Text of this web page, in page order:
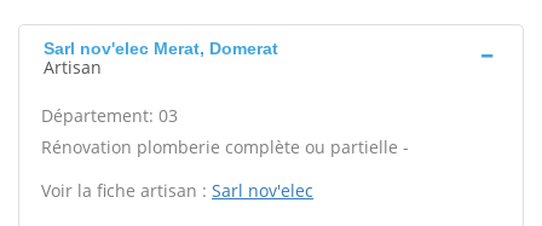
Sarl nov'elec Merat, Domerat
Artisan
Département: 03
Rénovation plomberie complète ou partielle -
Voir la fiche artisan : Sarl nov'elec